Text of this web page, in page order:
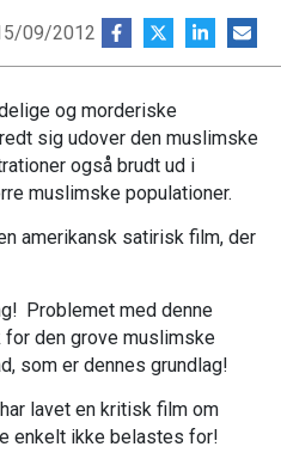
09/2012
og morderiske
sig udover den muslimske
også brudt ud i
muslimske populationer.
amerikansk satirisk film, der
Problemet med denne
den grove muslimske
som er dennes grundlag!
lavet en kritisk film om
enkelt ikke belastes for!